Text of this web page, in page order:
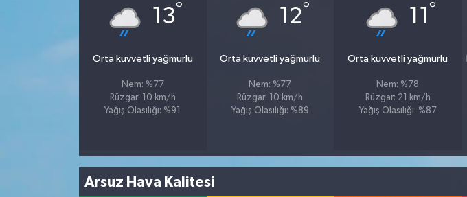
13°
Orta kuvvetli yağmurlu
Nem: %77
Rüzgar: 10 km/h
Yağış Olasılığı: %91
12°
Orta kuvvetli yağmurlu
Nem: %77
Rüzgar: 10 km/h
Yağış Olasılığı: %89
11 °
Orta kuvvetli yağmurlu
Nem: %78
Rüzgar: 21 km/h
Yağış Olasılığı: %87
Arsuz Hava Kalitesi